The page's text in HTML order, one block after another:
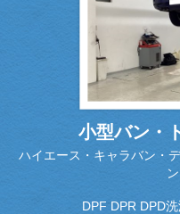
小型バン・
ハイエース・キャラバン・
DPF DPR DPD